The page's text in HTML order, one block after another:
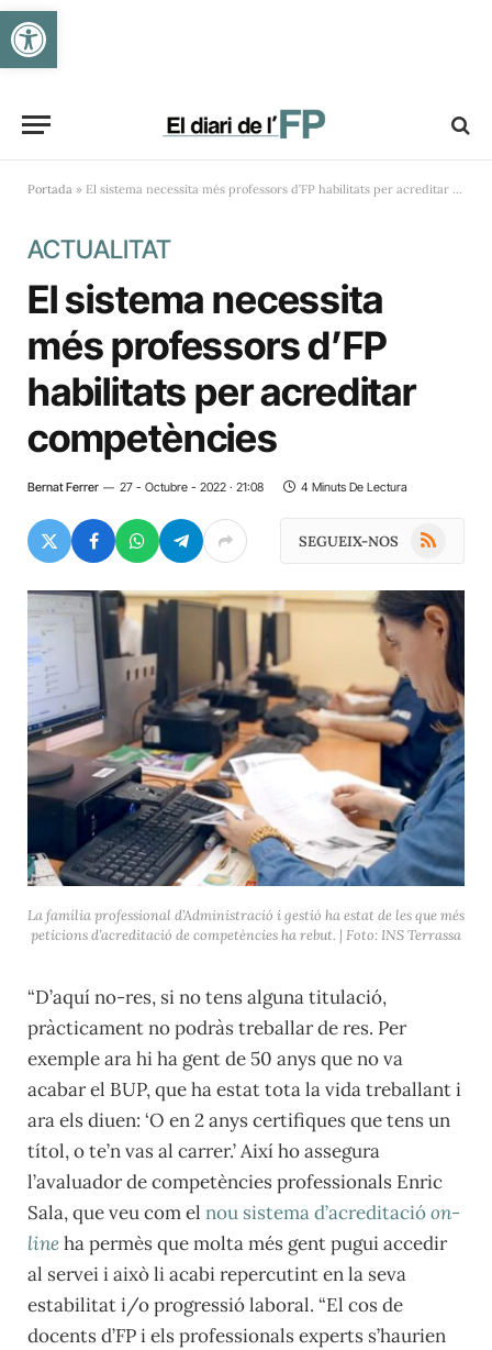
Obre la barra d'eines
Portada » El sistema necessita més professors d’FP habilitats per acreditar competències
ACTUALITAT
El sistema necessita
més professors d’FP
habilitats per acreditar
competències
Bernat Ferrer 27 - Octubre - 2022 · 21:08 4 Minuts De Lectura
SEGUEIX-NOS RSS
La família professional d’Administració i gestió ha estat de les que més
peticions d’acreditació de competències ha rebut. | Foto: INS Terrassa
“D’aquí no-res, si no tens alguna titulació,
pràcticament no podràs treballar de res. Per
exemple ara hi ha gent de 50 anys que no va
acabar el BUP, que ha estat tota la vida treballant i
ara els diuen: ‘O en 2 anys certifiques que tens un
títol, o te’n vas al carrer.’ Així ho assegura
l’avaluador de competències professionals Enric
Sala, que veu com el nou sistema d’acreditacióon-
lineha permès que molta més gent pugui accedir
al servei i això li acabi repercutint en la seva
estabilitat i/o progressió laboral. “El cos de
docents d’FP i els professionals experts s’haurien